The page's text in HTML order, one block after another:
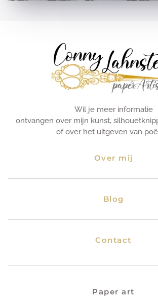
Wil je meer informatie
ontvangen over mijn kunst,
of over het uitgeven van
Over mij
Blog
Contact
Paper art